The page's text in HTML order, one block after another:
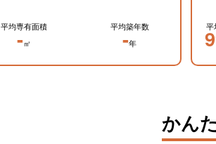
平均専有面積
-㎡
平均築年数
-年
平
かん